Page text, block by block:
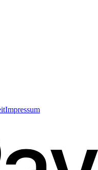
Impressum